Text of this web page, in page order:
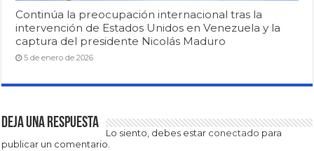
Continúa la preocupación internacional tras la
intervención de Estados Unidos en Venezuela y la
captura del presidente Nicolás Maduro
5 de enero de 2026
Deja una respuesta
Lo siento, debes estar conectado para
publicar un comentario.